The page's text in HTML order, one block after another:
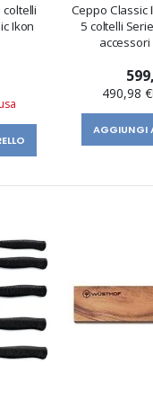
Ikon
Ceppo Classic
5 coltelli
490,98 €
AGGIUNGI